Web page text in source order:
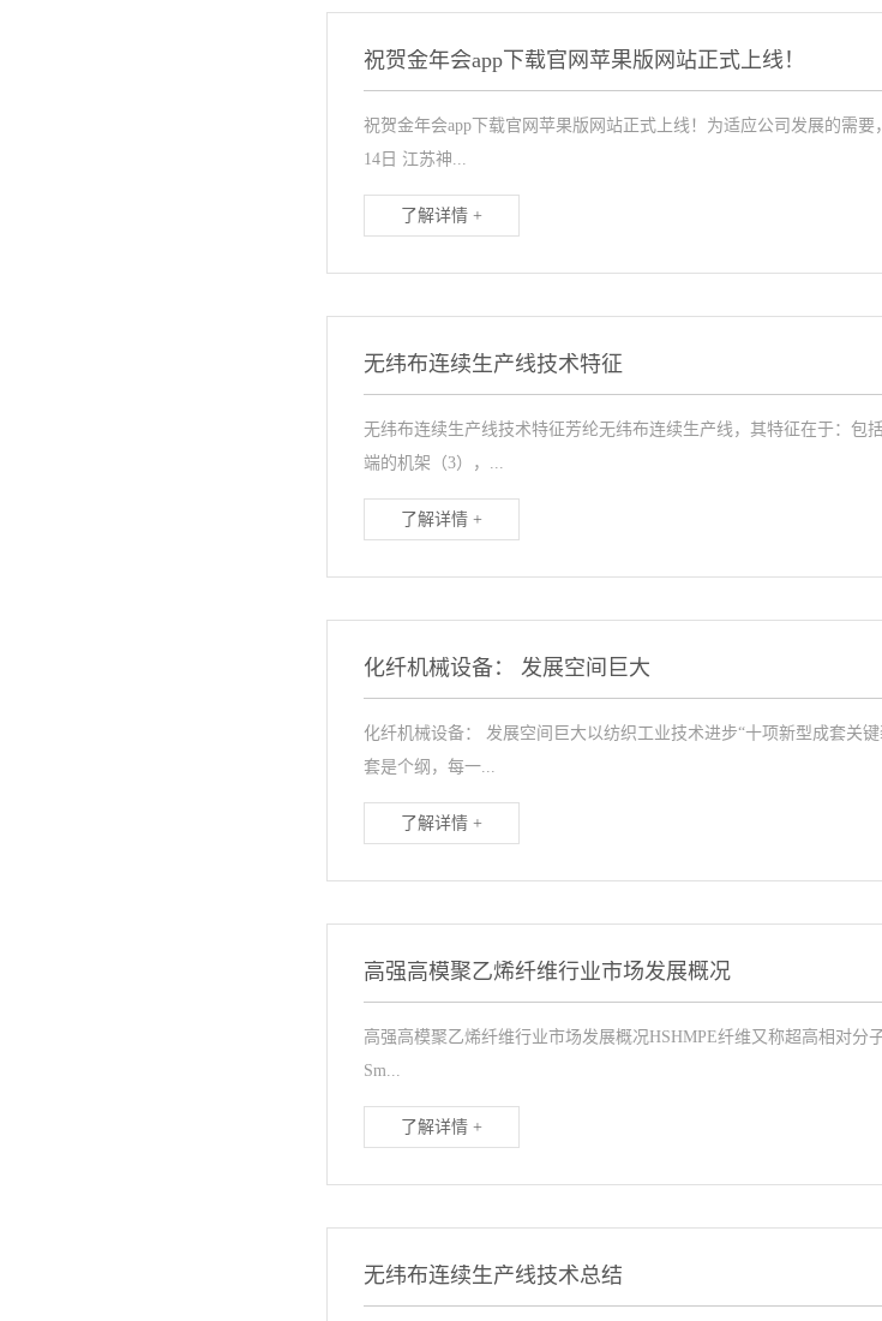
祝贺金年会app下载官网苹果版网站正式上线！
祝贺金年会app下载官网苹果版网站正式上线！为适应公司发展的需
14日 江苏神...
了解详情 +
无纬布连续生产线技术特征
无纬布连续生产线技术特征芳纶无纬布连续生产线，其特征在于：包
端的机架（3），...
了解详情 +
化纤机械设备： 发展空间巨大
化纤机械设备： 发展空间巨大以纺织工业技术进步“十项新型成套关
套是个纲，每一...
了解详情 +
高强高模聚乙烯纤维行业市场发展概况
高强高模聚乙烯纤维行业市场发展概况HSHMPE纤维又称超高相对
Sm...
了解详情 +
无纬布连续生产线技术总结